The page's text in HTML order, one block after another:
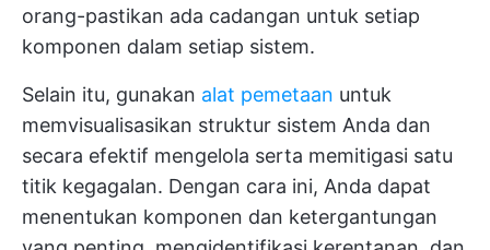
orang-pastikan ada cadangan untuk setiap
komponen dalam setiap sistem.
Selain itu, gunakan alat pemetaan untuk
memvisualisasikan struktur sistem Anda dan
secara efektif mengelola serta memitigasi satu
titik kegagalan. Dengan cara ini, Anda dapat
menentukan komponen dan ketergantungan